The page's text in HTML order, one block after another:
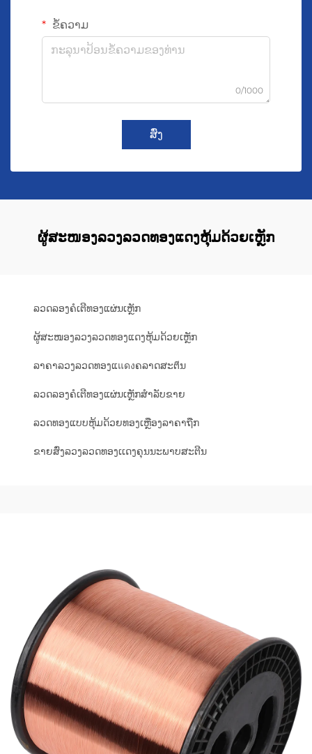
ຂໍ້ຄວາມ
0/1000
ສົ່ງ
ຜູ້ສະໜອງລວງລວດທອງແດງຫຸ້ມດ້ວຍເຫຼັກ
ລວດລອງຄໍເຕີທອງແຜ່ນເຫຼັກ
ຜູ້ສະໜອງລວງລວດທອງແດງຫຸ້ມດ້ວຍເຫຼັກ
ລາຄາລວງລວດທອງແแดงຄລາດສະຕีນ
ລວດລອງຄໍເຕີທອງແຜ່ນເຫຼັກສໍາລັບຂາຍ
ລວດທອງແບບຫຸ້ມດ້ວຍທອງເຫຼືອງລາຄາຖືກ
ຂາຍສົ່ງລວງລວດທອງເເດງຄຸນນະພາບສະຕີນ